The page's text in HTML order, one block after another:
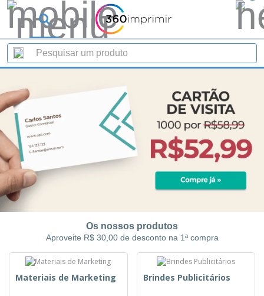
Os nossos produtos
Aproveite R$ 30,00 de desconto na 1ª compra
Materiais de Marketing Brindes Publicitários